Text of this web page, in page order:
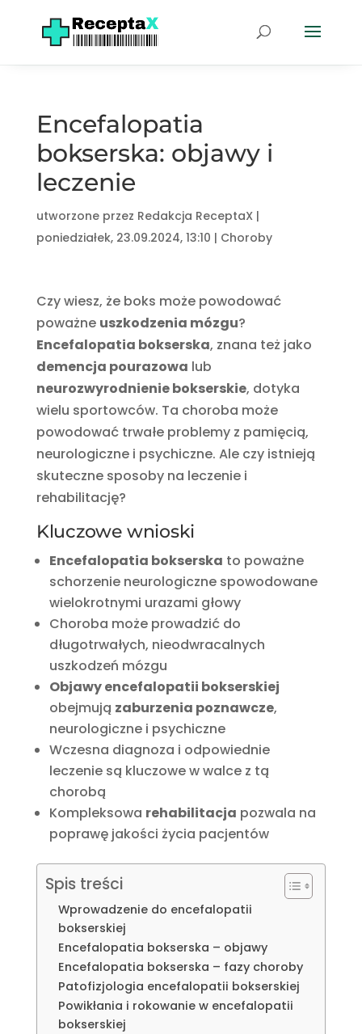
Encefalopatia
bokserska: objawy i
leczenie
utworzone przez Redakcja ReceptaX|
poniedziałek, 23.09.2024, 13:10 | Choroby
Czy wiesz, że boks może powodować
poważne uszkodzenia mózgu?
Encefalopatia bokserska, znana też jako
demencja pourazowa lub
neurozwyrodnienie bokserskie, dotyka
wielu sportowców. Ta choroba może
powodować trwałe problemy z pamięcią,
neurologiczne i psychiczne. Ale czy istnieją
skuteczne sposoby na leczenie i
rehabilitację?
Kluczowe wnioski
Encefalopatia bokserska to poważne
schorzenie neurologiczne spowodowane
wielokrotnymi urazami głowy
Choroba może prowadzić do
długotrwałych, nieodwracalnych
uszkodzeń mózgu
Objawy encefalopatii bokserskiej
obejmują zaburzenia poznawcze,
neurologiczne i psychiczne
Wczesna diagnoza i odpowiednie
leczenie są kluczowe w walce z tą
chorobą
Kompleksowa rehabilitacja pozwala na
poprawę jakości życia pacjentów
Spis treści
Wprowadzenie do encefalopatii
bokserskiej
Encefalopatia bokserska – objawy
Encefalopatia bokserska – fazy choroby
Patofizjologia encefalopatii bokserskiej
Powikłania i rokowanie w encefalopatii
bokserskiej